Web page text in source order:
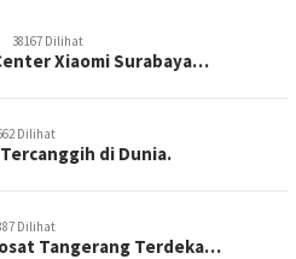
38167 Dilihat
Xiaomi Surabaya…
Dilihat
di Dunia.
Dilihat
Tangerang Terdeka…